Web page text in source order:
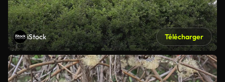
iStock Télécharger